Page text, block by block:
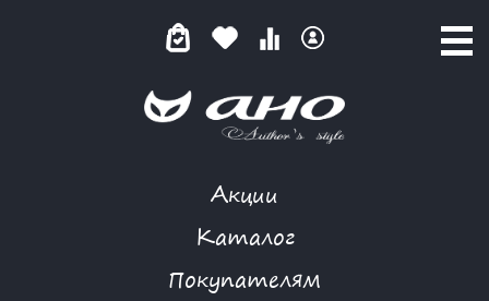
Акции
Каталог
Покупателям
КЕЙП